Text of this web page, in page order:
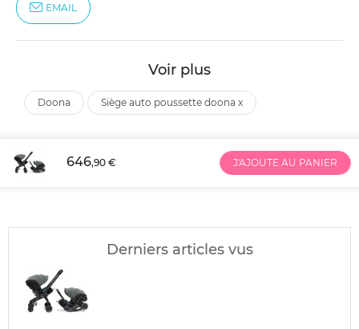
EMAIL
Voir plus
doona siège auto poussette doona x
646,90 € J'AJOUTE AU PANIER
Derniers articles vus